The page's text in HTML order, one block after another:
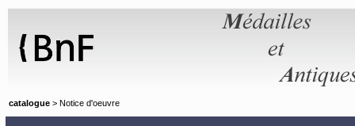
catalogue > Notice d'oeuvre